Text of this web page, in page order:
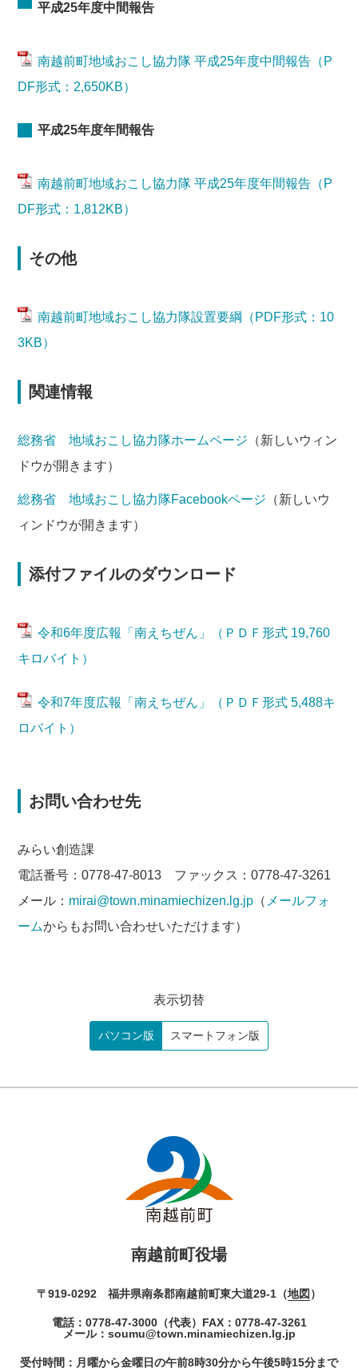
平成25年度中間報告
南越前町地域おこし協力隊 平成25年度中間報告（P
DF形式：2,650KB）
平成25年度年間報告
南越前町地域おこし協力隊 平成25年度年間報告（P
DF形式：1,812KB）
その他
南越前町地域おこし協力隊設置要綱（PDF形式：10
3KB）
関連情報
総務省 地域おこし協力隊ホームページ （新しいウィン
ドウが開きます）
総務省 地域おこし協力隊Facebookページ （新しいウ
ィンドウが開きます）
添付ファイルのダウンロード
令和6年度広報「南えちぜん」（ＰＤＦ形式 19,760
キロバイト）
令和7年度広報「南えちぜん」（ＰＤＦ形式 5,488キ
ロバイト）
お問い合わせ先
みらい創造課
電話番号：0778-47-8013 ファックス：0778-47-3261
メール： mirai@town.minamiechizen.lg.jp （ メールフォ
ームからもお問い合わせいただけます）
表示切替
パソコン版 スマートフォン版
南越前町役場
〒919-0292 福井県南条郡南越前町東大道29-1（地図 ）
電話： 0778-47-3000（代表） FAX：0778-47-3261
メール： soumu@town.minamiechizen.lg.jp
受付時間：月曜から金曜日の午前8時30分から午後5時15分まで